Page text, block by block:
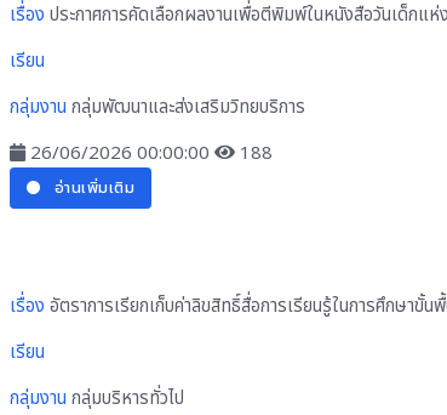
เรื่อง ประกาศการคัดเลือกผลงานเพื่อตีพิมพ์ในหนังสือวันเด็กแห่
เรียน
กลุ่มงาน กลุ่มพัฒนาและส่งเสริมวิทยบริการ
26/06/2026 00:00:00
188
อ่านเพิ่มเติม
เรื่อง อัตราการเรียกเก็บค่าลิขสิทธิ์สื่อการเรียนรู้ในการศึกษาขั้
เรียน
กลุ่มงาน กลุ่มบริหารทั่วไป